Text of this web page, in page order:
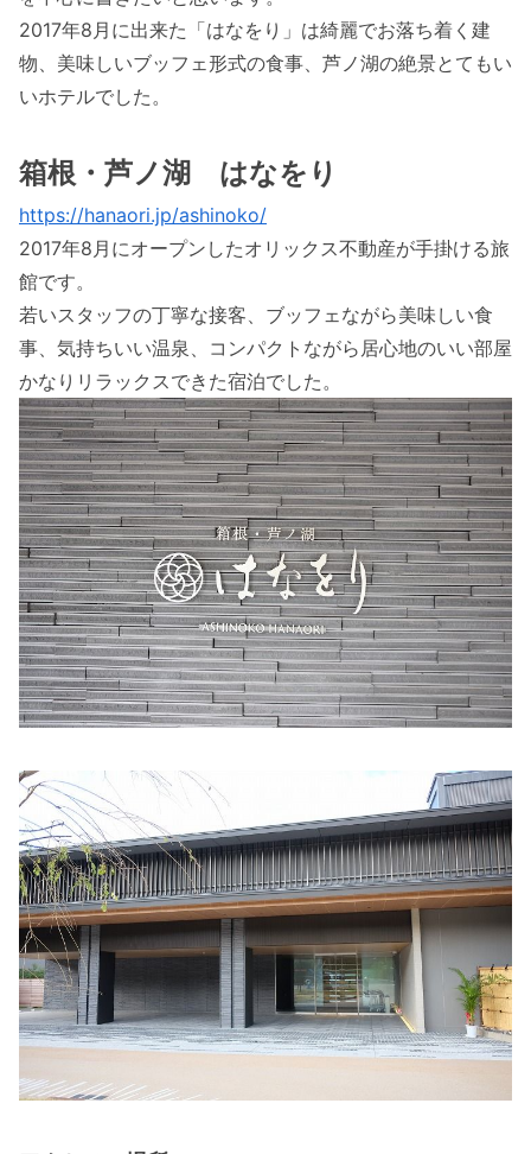
2017年8月に出来た「はなをり」は綺麗でお落ち着く建
物、美味しいブッフェ形式の食事、芦ノ湖の絶景とてもい
いホテルでした。
箱根・芦ノ湖 はなをり
https://hanaori.jp/ashinoko/
2017年8月にオープンしたオリックス不動産が手掛ける旅
館です。
若いスタッフの丁寧な接客、ブッフェながら美味しい食
事、気持ちいい温泉、コンパクトながら居心地のいい部屋
かなりリラックスできた宿泊でした。